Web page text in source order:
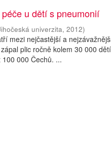
u dětí s pneumonií
univerzita,2012)
mezi nejčastější a
plic ročně kolem 30 000
000 Čechů. ...